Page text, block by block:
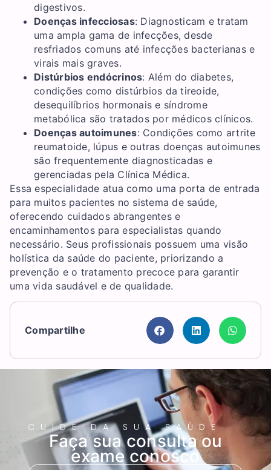
digestivos.
Doenças infecciosas: Diagnosticam e tratam
uma ampla gama de infecções, desde
resfriados comuns até infecções bacterianas e
virais mais graves.
Distúrbios endócrinos: Além do diabetes,
condições como distúrbios da tireoide,
desequilíbrios hormonais e síndrome
metabólica são tratados por médicos clínicos.
Doenças autoimunes: Condições como artrite
reumatoide, lúpus e outras doenças autoimunes
são frequentemente diagnosticadas e
gerenciadas pela Clínica Médica.
Essa especialidade atua como uma porta de entrada
para muitos pacientes no sistema de saúde,
oferecendo cuidados abrangentes e
encaminhamentos para especialistas quando
necessário. Seus profissionais possuem uma visão
holística da saúde do paciente, priorizando a
prevenção e o tratamento precoce para garantir
uma vida saudável e de qualidade.
Compartilhe
CUIDE DA SUA SAÚDE
Faça sua consulta ou
exame conosco